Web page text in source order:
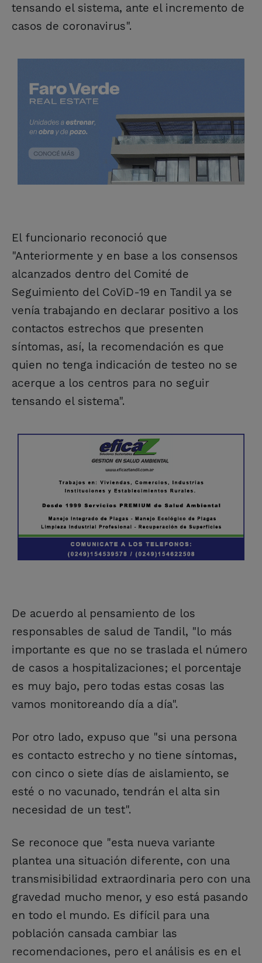
tensando el sistema, ante el incremento de
casos de coronavirus".
El funcionario reconoció que
"Anteriormente y en base a los consensos
alcanzados dentro del Comité de
Seguimiento del CoViD-19 en Tandil ya se
venía trabajando en declarar positivo a los
contactos estrechos que presenten
síntomas, así, la recomendación es que
quien no tenga indicación de testeo no se
acerque a los centros para no seguir
tensando el sistema".
De acuerdo al pensamiento de los
responsables de salud de Tandil, "lo más
importante es que no se traslada el número
de casos a hospitalizaciones; el porcentaje
es muy bajo, pero todas estas cosas las
vamos monitoreando día a día".
Por otro lado, expuso que "si una persona
es contacto estrecho y no tiene síntomas,
con cinco o siete días de aislamiento, se
esté o no vacunado, tendrán el alta sin
necesidad de un test".
Se reconoce que "esta nueva variante
plantea una situación diferente, con una
transmisibilidad extraordinaria pero con una
gravedad mucho menor, y eso está pasando
en todo el mundo. Es difícil para una
población cansada cambiar las
recomendaciones, pero el análisis es en el